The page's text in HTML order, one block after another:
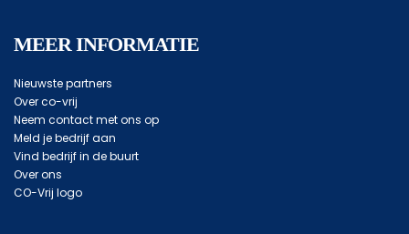
MEER INFORMATIE
Nieuwste partners
Over co-vrij
Neem contact met ons op
Meld je bedrijf aan
Vind bedrijf in de buurt
Over ons
CO-Vrij logo